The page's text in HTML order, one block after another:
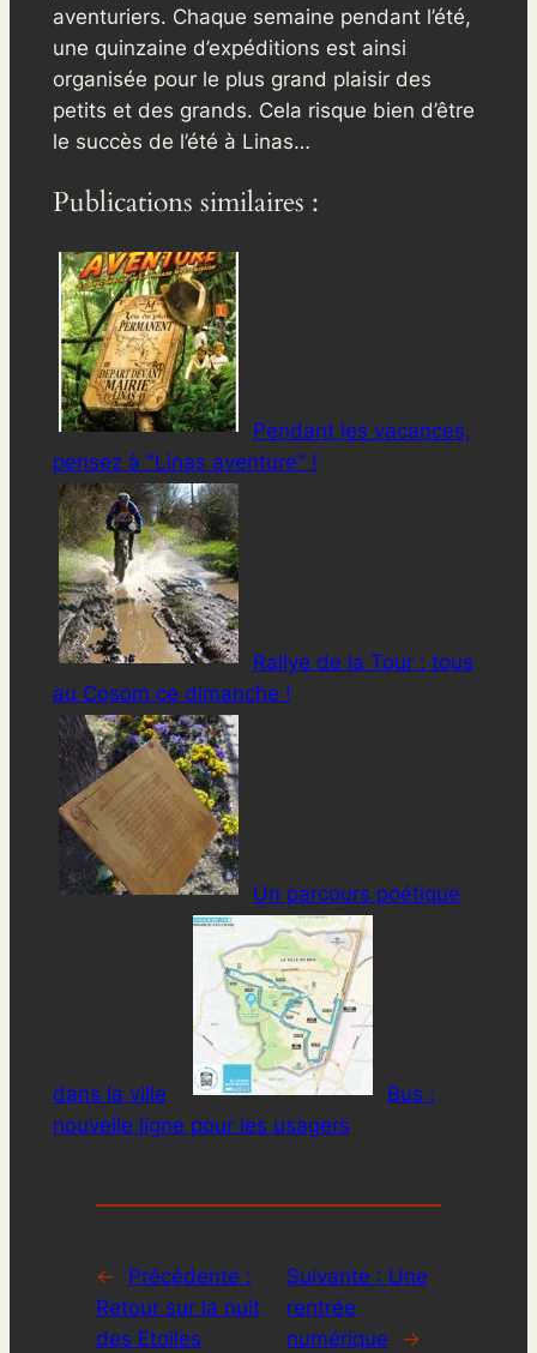
aventuriers. Chaque semaine pendant l’été,
une quinzaine d’expéditions est ainsi
organisée pour le plus grand plaisir des
petits et des grands. Cela risque bien d’être
le succès de l’été à Linas…
Publications similaires :
Pendant les vacances,
pensez à "Linas aventure" !
Rallye de la Tour : tous
au Cosom ce dimanche !
Un parcours poétique
dans la ville
Bus :
nouvelle ligne pour les usagers
←
Précédente :
Retour sur la nuit
des Etoiles
Suivante : Une
rentrée
numérique
→